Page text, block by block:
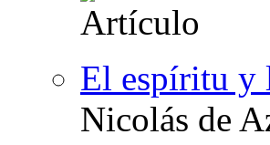
El espíritu y
Nicolás de